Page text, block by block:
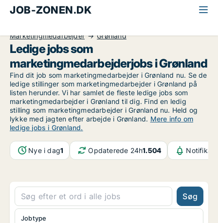
JOB-ZONEN.DK
Marketingmedarbejder
Grønland
Ledige jobs som
marketingmedarbejderjobs i Grønland
Find dit job som marketingmedarbejder i Grønland nu. Se de
ledige stillinger som marketingmedarbejder i Grønland på
listen herunder. Vi har samlet de fleste ledige jobs som
marketingmedarbejder i Grønland til dig. Find en ledig
stilling som marketingmedarbejder i Grønland nu. Held og
lykke med jagten efter arbejde i Grønland. Mere info om
ledige jobs i Grønland.
Nye i dag1 Opdaterede 24h1.504
Søg
Jobtype